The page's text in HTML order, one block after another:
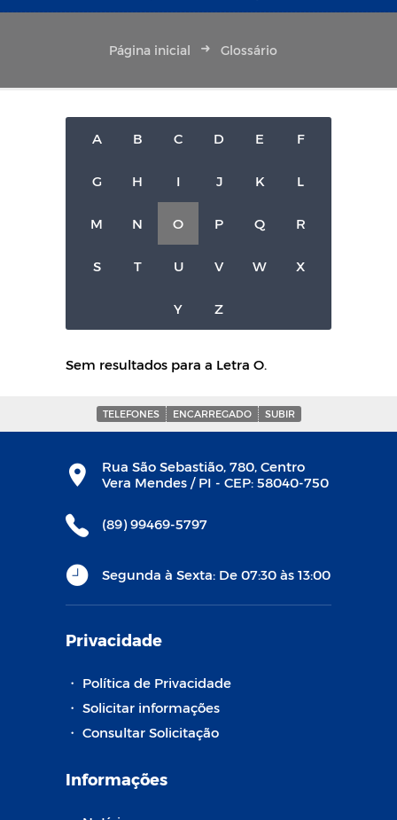
Página inicial Glossário
A B C D E F
G H I J K L
M N O P Q R
S T U V W X
Y Z
Sem resultados para a Letra O.
TELEFONES ENCARREGADO SUBIR
Rua São Sebastião, 780, Centro
Vera Mendes / PI - CEP: 58040-750
(89) 99469-5797
Segunda à Sexta: De 07:30 às 13:00
Privacidade
・ Política de Privacidade
・ Solicitar informações
・ Consultar Solicitação
Informações